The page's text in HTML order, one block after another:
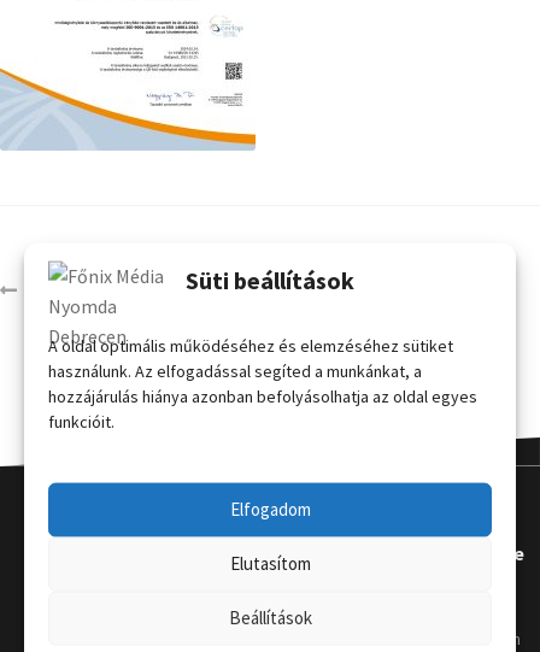
Süti beállítások
A oldal optimális működéséhez és elemzéséhez sütiket
használunk. Az elfogadással segíted a munkánkat, a
hozzájárulás hiánya azonban befolyásolhatja az oldal egyes
funkcióit.
Elfogadom
Elutasítom
Beállítások
Tanúsítvány
Kapcsola
Terméke
Kordon